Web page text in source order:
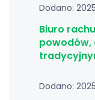
Dodano:
Biuro
powodów,
Dodano: